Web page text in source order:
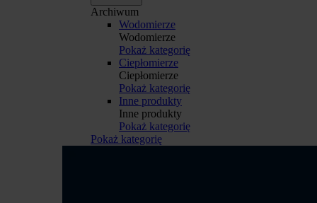
Archiwum
Wodomierze
Wodomierze
Pokaż kategorię
Ciepłomierze
Ciepłomierze
Pokaż kategorię
Inne produkty
Inne produkty
Pokaż kategorię
Pokaż kategorię